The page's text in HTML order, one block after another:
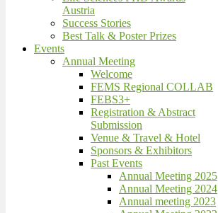
Austria
Success Stories
Best Talk & Poster Prizes
Events
Annual Meeting
Welcome
FEMS Regional COLLAB
FEBS3+
Registration & Abstract
Submission
Venue & Travel & Hotel
Sponsors & Exhibitors
Past Events
Annual Meeting 2025
Annual Meeting 2024
Annual meeting 2023